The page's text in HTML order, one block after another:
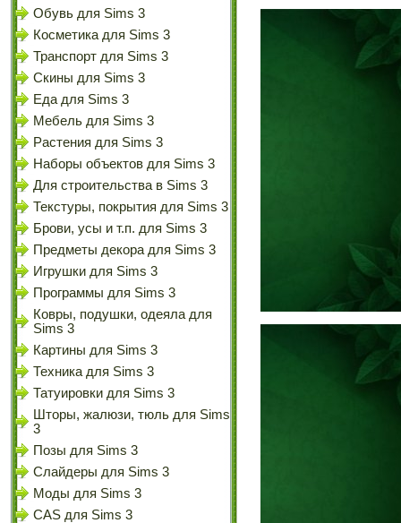
Обувь для Sims 3
Косметика для Sims 3
Транспорт для Sims 3
Скины для Sims 3
Еда для Sims 3
Мебель для Sims 3
Растения для Sims 3
Наборы объектов для Sims 3
Для строительства в Sims 3
Текстуры, покрытия для Sims 3
Брови, усы и т.п. для Sims 3
Предметы декора для Sims 3
Игрушки для Sims 3
Программы для Sims 3
Ковры, подушки, одеяла для
Sims 3
Картины для Sims 3
Техника для Sims 3
Татуировки для Sims 3
Шторы, жалюзи, тюль для Sims
3
Позы для Sims 3
Слайдеры для Sims 3
Моды для Sims 3
CAS для Sims 3